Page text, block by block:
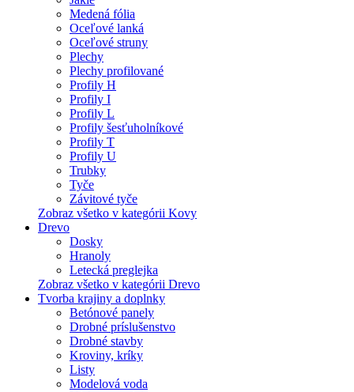
Medená fólia
Oceľové lanká
Oceľové struny
Plechy
Plechy profilované
Profily H
Profily I
Profily L
Profily šesťuholníkové
Profily T
Profily U
Trubky
Tyče
Závitové tyče
Zobraz všetko v kategórii Kovy
Drevo
Dosky
Hranoly
Letecká preglejka
Zobraz všetko v kategórii Drevo
Tvorba krajiny a doplnky
Betónové panely
Drobné príslušenstvo
Drobné stavby
Kroviny, kríky
Listy
Modelová voda